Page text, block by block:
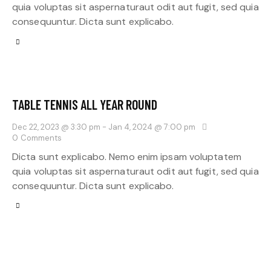
quia voluptas sit aspernaturaut odit aut fugit, sed quia
consequuntur. Dicta sunt explicabo.
TABLE TENNIS ALL YEAR ROUND
Dec 22, 2023 @ 3:30 pm - Jan 4, 2024 @ 7:00 pm
0 Comments
Dicta sunt explicabo. Nemo enim ipsam voluptatem
quia voluptas sit aspernaturaut odit aut fugit, sed quia
consequuntur. Dicta sunt explicabo.